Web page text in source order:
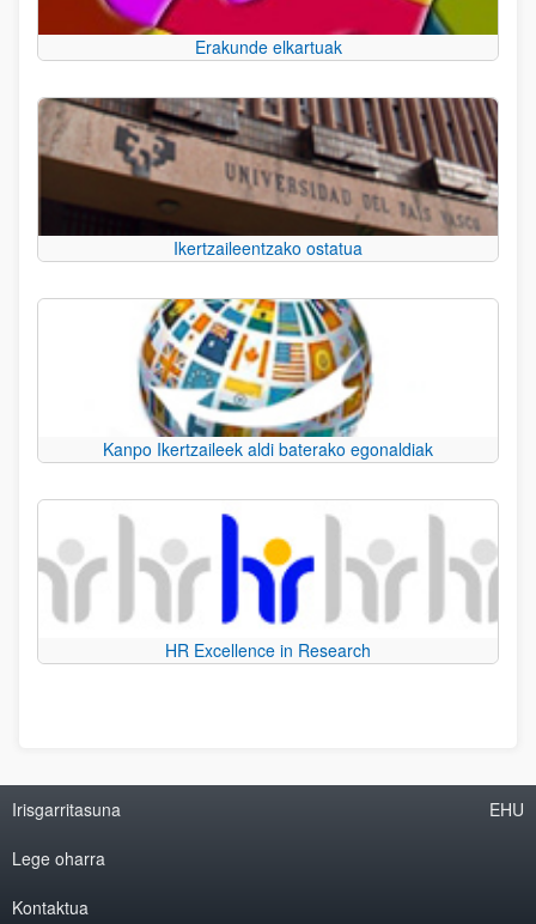
Erakunde elkartuak
Ikertzaileentzako ostatua
Kanpo Ikertzaileek aldi baterako egonaldiak
HR Excellence in Research
Irisgarritasuna
Lege oharra
Kontaktua
EHU